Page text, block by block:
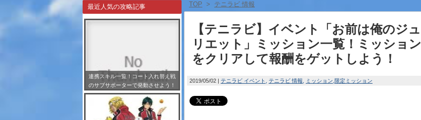
最近人気の攻略記事
連携スキル一覧！コート入れ替え戦
のサブサポーターで発動させよう！
※7/24更新
TOP > テニラビ 情報
【テニラビ】イベント「お前は俺のジュ
リエット」ミッション一覧！ミッション
をクリアして報酬をゲットしよう！
2019/05/02 テニラビ イベント テニラビ 情報 ミッション 限定ミッション